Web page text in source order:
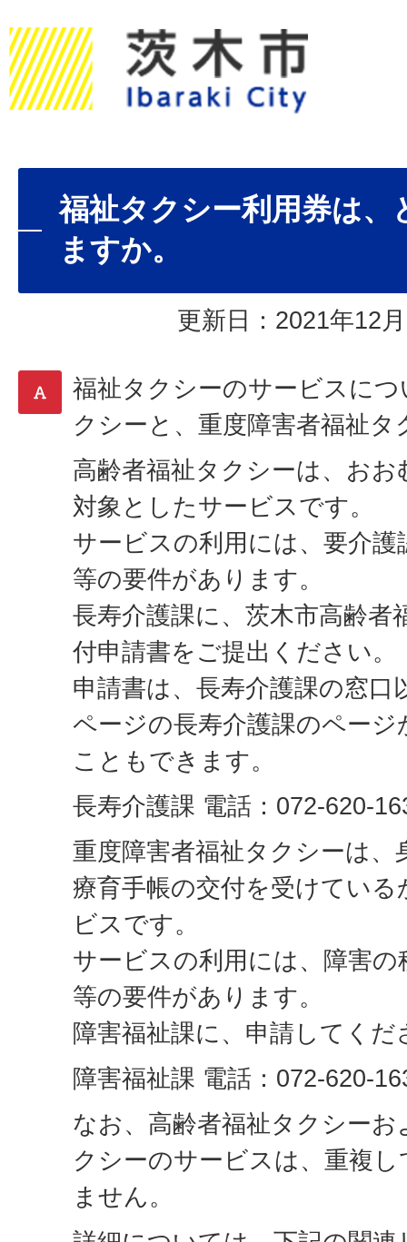
福祉タクシー利用券は
ますか。
更新日：2021年12
福祉タクシーのサービスに
クシーと、重度障害者福祉
高齢者福祉タクシーは、お
対象としたサービスです。
サービスの利用には、要介
等の要件があります。
長寿介護課に、茨木市高齢者
付申請書をご提出ください。
申請書は、長寿介護課の窓口
ページの長寿介護課のペー
こともできます。
長寿介護課 電話：072-620-
重度障害者福祉タクシーは、
療育手帳の交付を受けてい
ビスです。
サービスの利用には、障害の
等の要件があります。
障害福祉課に、申請してくだ
障害福祉課 電話：072-620-
なお、高齢者福祉タクシー
クシーのサービスは、重複
ません。